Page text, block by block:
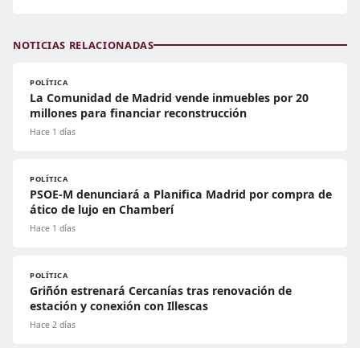
NOTICIAS RELACIONADAS
POLÍTICA
La Comunidad de Madrid vende inmuebles por 20
millones para financiar reconstrucción
Hace 1 días
POLÍTICA
PSOE-M denunciará a Planifica Madrid por compra de
ático de lujo en Chamberí
Hace 1 días
POLÍTICA
Griñón estrenará Cercanías tras renovación de
estación y conexión con Illescas
Hace 2 días